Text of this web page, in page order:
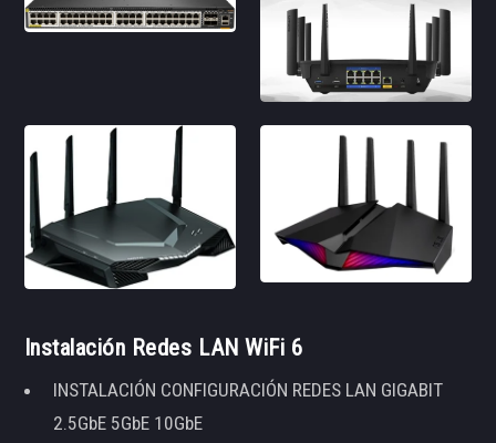
Instalación Redes LAN WiFi 6
INSTALACIÓN CONFIGURACIÓN REDES LAN GIGABIT
2.5GbE 5GbE 10GbE